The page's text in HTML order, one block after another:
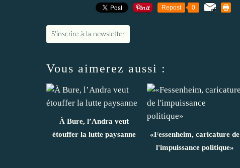
Repost 0
S'inscrire à la newsletter
Vous aimerez aussi :
À Bure, l’Andra veut
étouffer la lutte paysanne
«Fessenheim, caricature de
l'impuissance politique»